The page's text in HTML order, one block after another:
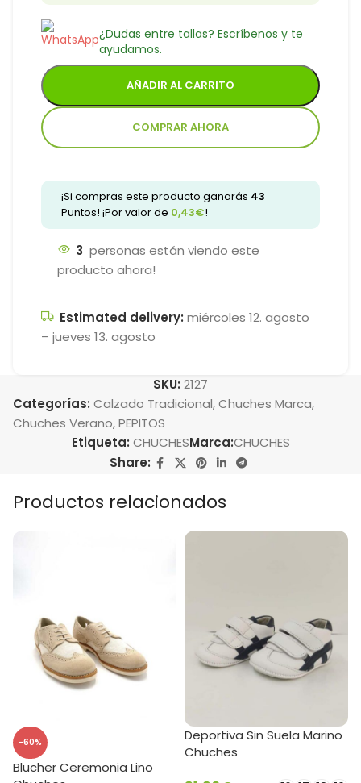
¿Dudas entre tallas? Escríbenos y te
ayudamos.
AÑADIR AL CARRITO
COMPRAR AHORA
¡Si compras este producto ganarás 43
Puntos! ¡Por valor de 0,43€!
3 personas están viendo este
producto ahora!
Estimated delivery: miércoles 12. agosto
– jueves 13. agosto
SKU: 2127
Categorías: Calzado Tradicional,Chuches Marca,
Chuches Verano,PEPITOS
Etiqueta: CHUCHESMarca:CHUCHES
Share:
Productos relacionados
-60%
Blucher Ceremonia Lino
Deportiva Sin Suela Marino
Chuches